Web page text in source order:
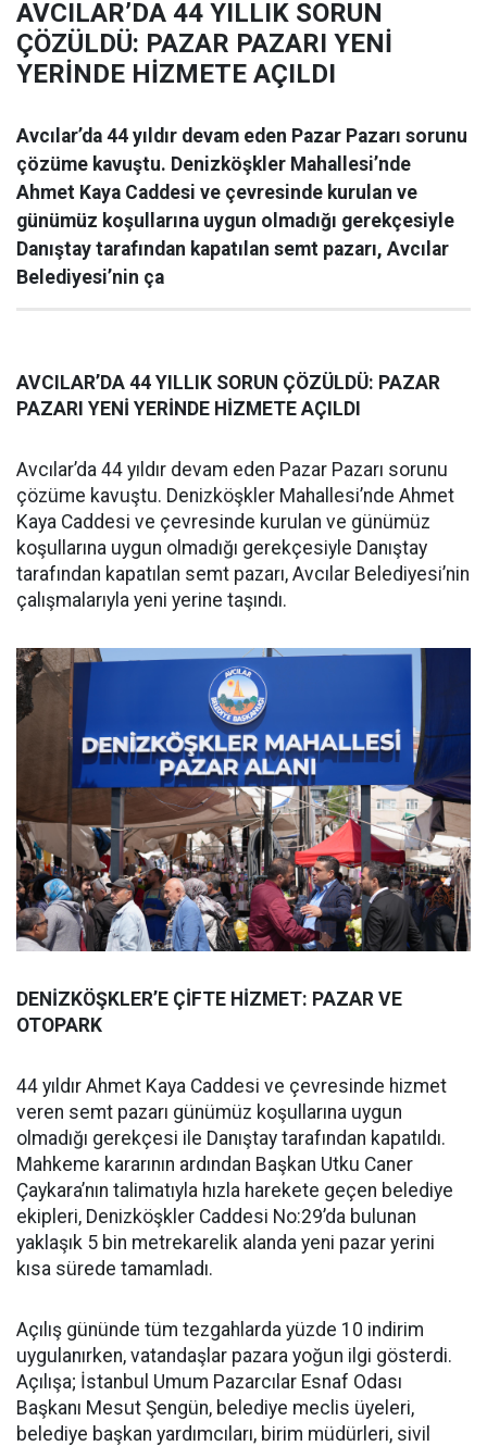
AVCILAR’DA 44 YILLIK SORUN
ÇÖZÜLDÜ: PAZAR PAZARI YENİ
YERİNDE HİZMETE AÇILDI
Avcılar’da 44 yıldır devam eden Pazar Pazarı sorunu
çözüme kavuştu. Denizköşkler Mahallesi’nde
Ahmet Kaya Caddesi ve çevresinde kurulan ve
günümüz koşullarına uygun olmadığı gerekçesiyle
Danıştay tarafından kapatılan semt pazarı, Avcılar
Belediyesi’nin ça
AVCILAR’DA 44 YILLIK SORUN ÇÖZÜLDÜ: PAZAR
PAZARI YENİ YERİNDE HİZMETE AÇILDI
Avcılar’da 44 yıldır devam eden Pazar Pazarı sorunu
çözüme kavuştu. Denizköşkler Mahallesi’nde Ahmet
Kaya Caddesi ve çevresinde kurulan ve günümüz
koşullarına uygun olmadığı gerekçesiyle Danıştay
tarafından kapatılan semt pazarı, Avcılar Belediyesi’nin
çalışmalarıyla yeni yerine taşındı.
DENİZKÖŞKLER’E ÇİFTE HİZMET: PAZAR VE
OTOPARK
44 yıldır Ahmet Kaya Caddesi ve çevresinde hizmet
veren semt pazarı günümüz koşullarına uygun
olmadığı gerekçesi ile Danıştay tarafından kapatıldı.
Mahkeme kararının ardından Başkan Utku Caner
Çaykara’nın talimatıyla hızla harekete geçen belediye
ekipleri, Denizköşkler Caddesi No:29’da bulunan
yaklaşık 5 bin metrekarelik alanda yeni pazar yerini
kısa sürede tamamladı.
Açılış gününde tüm tezgahlarda yüzde 10 indirim
uygulanırken, vatandaşlar pazara yoğun ilgi gösterdi.
Açılışa; İstanbul Umum Pazarcılar Esnaf Odası
Başkanı Mesut Şengün, belediye meclis üyeleri,
belediye başkan yardımcıları, birim müdürleri, sivil